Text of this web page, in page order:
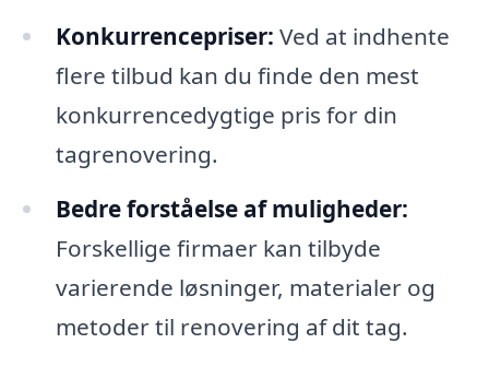
Konkurrencepriser: Ved at indhente
flere tilbud kan du finde den mest
konkurrencedygtige pris for din
tagrenovering.
Bedre forståelse af muligheder:
Forskellige firmaer kan tilbyde
varierende løsninger, materialer og
metoder til renovering af dit tag.